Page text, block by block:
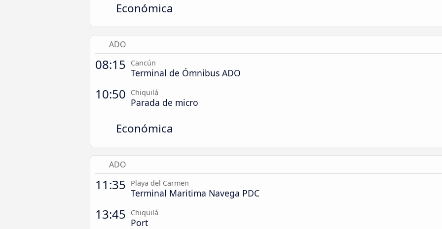
Económica
ADO
08:15 Cancún
Terminal de Ómnibus ADO
10:50 Chiquilá
Parada de micro
Económica
ADO
11:35 Playa del Carmen
Terminal Maritima Navega PDC
13:45 Chiquilá
Port